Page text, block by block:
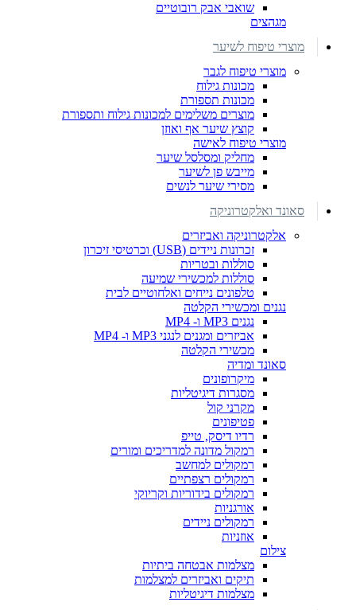
שואבי אבק רובוטיים
מגהצים
מוצרי טיפוח לשיער
מוצרי טיפוח לגבר
מכונות גילוח
מכונות תספורת
מוצרים משלימים למכונות גילוח ותספורת
קוצץ שיער אף ואוזן
מוצרי טיפוח לאישה
מחליק ומסלסל שיער
מייבש פן לשיער
מסירי שיער לנשים
סאונד ואלקטרוניקה
אלקטרוניקה ואביזרים
זכרונות ניידים (USB) וכרטיסי זיכרון
סוללות ובטריות
סוללות למכשירי שמיעה
טלפונים נייחים ואלחוטיים לבית
נגנים ומכשירי הקלטה
נגנים MP3 ו- MP4
אביזרים ומגנים לנגני MP3 ו- MP4
מכשירי הקלטה
סאונד ומדיה
מיקרופונים
מסגרות דיגיטליות
מקרני קול
פטיפונים
רדיו דיסק, טייפ
רמקול מדונה למדריכים ומורים
רמקולים למחשב
רמקולים רצפתיים
רמקולים בידוריות וקריוקי
אורגניות
רמקולים ניידים
אוזניות
צילום
מצלמות אבטחה ביתיות
תיקים ואביזרים למצלמות
מצלמות דיגיטליות